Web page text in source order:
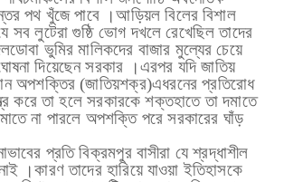
পথ খুঁজে পাবে ।আড়িয়ল বিলের বিশাল
সব লুটেরা গুষ্ঠি ভোগ দখলে রেখেছিল তাদের
ভুমির মালিকদের বাজার মুল্যের চেয়ে
দিয়েছেন সরকার ।এরপর যদি জাতিয়
অপশক্তির (জাতিয়শক্র)এধরনের প্রতিরোধ
করে তা হলে সরকারকে শক্তহাতে তা দমাতে
না পারলে অপশক্তি পরে সরকারের ঘাঁড়
প্রতি বিক্রমপুর বাসীরা যে শ্রদ্ধাশীল
।কারণ তাদের হারিয়ে যাওয়া ইতিহাসকে